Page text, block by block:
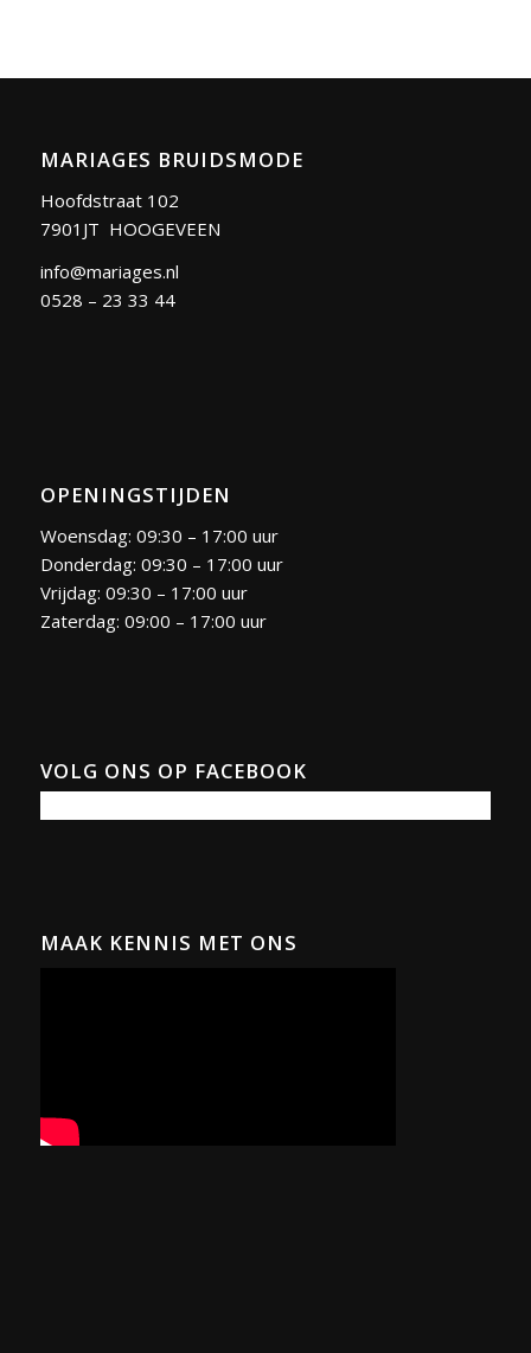
MARIAGES BRUIDSMODE
Hoofdstraat 102
7901JT HOOGEVEEN
info@mariages.nl
0528 – 23 33 44
OPENINGSTIJDEN
Woensdag: 09:30 – 17:00 uur
Donderdag: 09:30 – 17:00 uur
Vrijdag: 09:30 – 17:00 uur
Zaterdag: 09:00 – 17:00 uur
VOLG ONS OP FACEBOOK
MAAK KENNIS MET ONS